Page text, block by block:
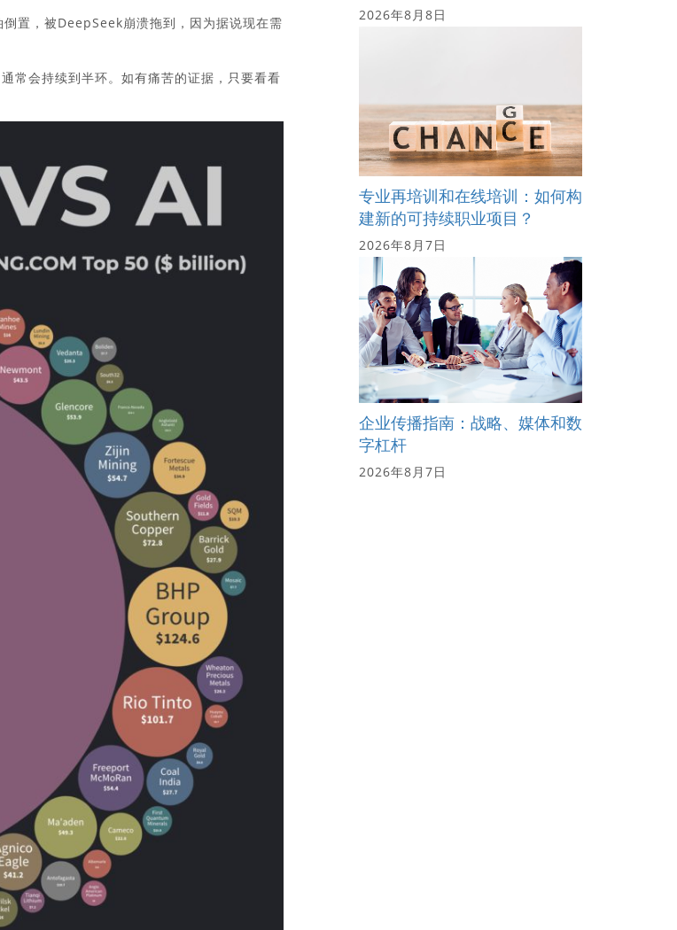
置，被DeepSeek崩溃拖到，因为据说现在需
常会持续到半环。如有痛苦的证据，只要看看
2026年8月8日
专业再培训和在线培训：如何构
建新的可持续职业项目？
2026年8月7日
企业传播指南：战略、媒体和数
字杠杆
2026年8月7日